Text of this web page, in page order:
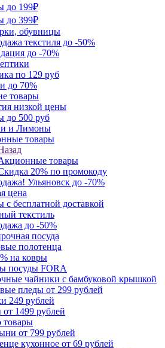
до 199₽
до 399₽
обувницы
текстиля до -50%
до -70%
по 129 руб
до 70%
товары
низкой цены
до 500 руб
и Лимоны
товары
товары
20% по промокоду
Ульяновск до -70%
цена
с бесплатной доставкой
текстиль
до -50%
посуда
полотенца
на ковры
посуды FORA
чайники с бамбуковой крышкой
пледы от 299 рублей
249 рублей
1499 рублей
от 799 рублей
кухонное от 69 рублей